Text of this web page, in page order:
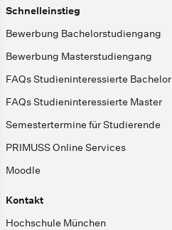
Schnelleinstieg
Bewerbung Bachelorstudiengang
Bewerbung Masterstudiengang
FAQs Studieninteressierte Bachelor
FAQs Studieninteressierte Master
Semestertermine für Studierende
PRIMUSS Online Services
Moodle
Kontakt
Hochschule München